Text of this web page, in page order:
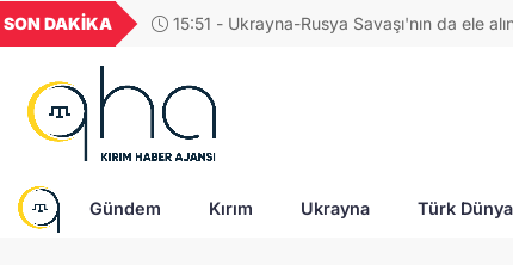
SON DAKİKA
14:39 - Eski Fransa Başbakanı Attal:
GEL
18,1992
16,2315
28,0626
0,0018
Gündem Kırım Ukrayna Türk